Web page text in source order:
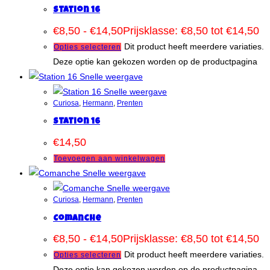
Station 16
€8,50 - €14,50Prijsklasse: €8,50 tot €14,50
Opties selecteren Dit product heeft meerdere variaties.
Deze optie kan gekozen worden op de productpagina
Snelle weergave
Snelle weergave
Curiosa Hermann Prenten
Station 16
€14,50
Toevoegen aan winkelwagen
Snelle weergave
Snelle weergave
Curiosa, Hermann, Prenten
Comanche
€8,50 - €14,50Prijsklasse: €8,50 tot €14,50
Opties selecteren Dit product heeft meerdere variaties.